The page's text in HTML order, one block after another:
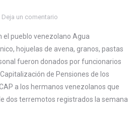
Deja un comentario
el pueblo venezolano Agua
hojuelas de avena, granos, pastas
fueron donados por funcionarios
de Pensiones de los
a los hermanos venezolanos que
dos terremotos registrados la semana